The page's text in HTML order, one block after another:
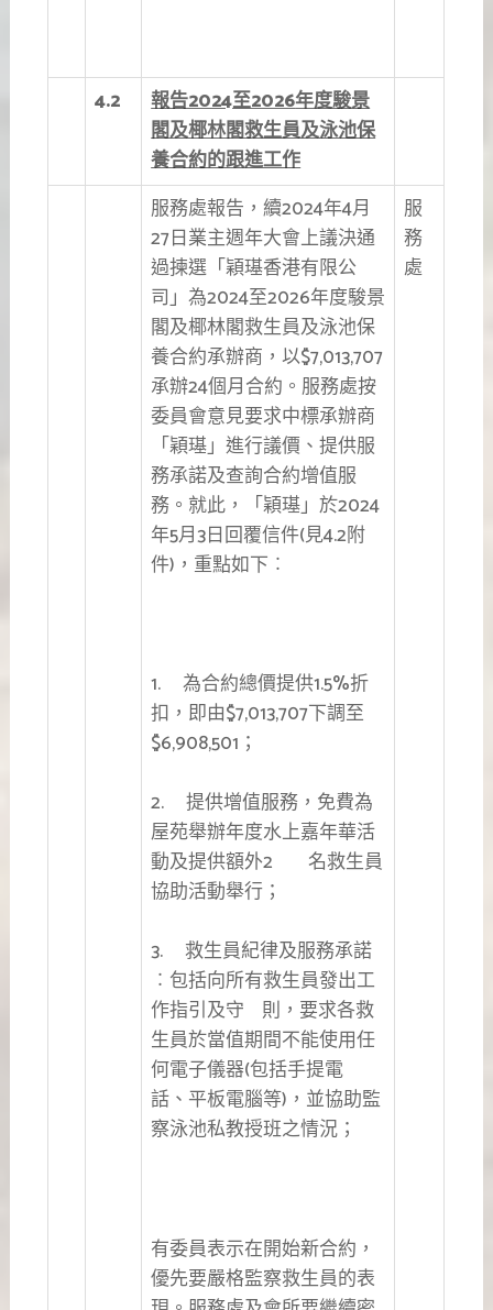
4.2 報告2024至2026年度駿景
閣及椰林閣救生員及泳池保
養合約的跟進工作
服務處報告，續2024年4月
27日業主週年大會上議決通
過揀選「穎璂香港有限公
司」為2024至2026年度駿景
閣及椰林閣救生員及泳池保
養合約承辦商，以$7,013,707
承辦24個月合約。服務處按
委員會意見要求中標承辦商
「穎璂」進行議價、提供服
務承諾及查詢合約增值服
務。就此，「穎璂」於2024
年5月3日回覆信件(見4.2附
件)，重點如下︰
1. 為合約總價提供1.5%折
扣，即由$7,013,707下調至
$6,908,501；
2. 提供增值服務，免費為
屋苑舉辦年度水上嘉年華活
動及提供額外2 名救生員
協助活動舉行；
3. 救生員紀律及服務承諾
︰包括向所有救生員發出工
作指引及守 則，要求各救
生員於當值期間不能使用任
何電子儀器(包括手提電
話、平板電腦等)，並協助監
察泳池私教授班之情況；
有委員表示在開始新合約，
優先要嚴格監察救生員的表
服
務
處